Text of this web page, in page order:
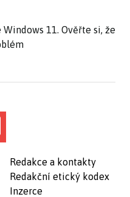
11. Ověřte si, že
Redakce a kontakty
Redakční etický kodex
Inzerce